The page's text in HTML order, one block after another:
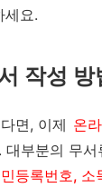
세요.
작성 방
면, 이제 온
대부분의 무
등록번호, 소